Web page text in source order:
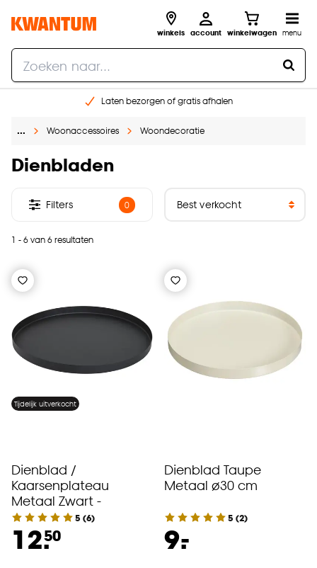
winkels account winkelwagen menu
Laten bezorgen of gratis afhalen
Gratis raam advies en opmeten aan huis
… Woonaccessoires Woondecoratie
Dienbladen
1 - 6 van 6 resultaten
Filters 0
Tijdelijk uitverkocht
Dienblad /
Kaarsenplateau
Metaal Zwart -
5 (6)
12.50
Dienblad Taupe
Metaal ø30 cm
5 (2)
9.
-